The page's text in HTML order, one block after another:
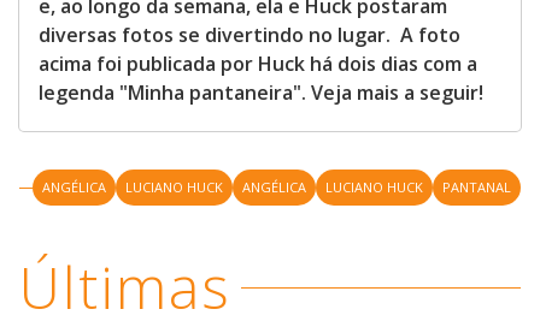
e, ao longo da semana, ela e Huck postaram
diversas fotos se divertindo no lugar. A foto
acima foi publicada por Huck há dois dias com a
legenda "Minha pantaneira". Veja mais a seguir!
ANGÉLICA LUCIANO HUCK ANGÉLICA LUCIANO HUCK PANTANAL
Últimas